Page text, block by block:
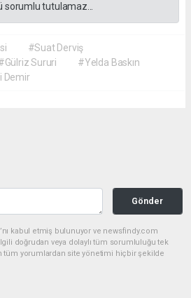
sorumlu tutulamaz...
#Suat Derviş
Sururi
#Yelda Baskın
Demir
Gönder
kabul etmiş bulunuyor ve newsfindy.com
doğrudan veya dolaylı tüm sorumluluğu tek
tüm yorumlardan site yönetimi hiçbir şekilde